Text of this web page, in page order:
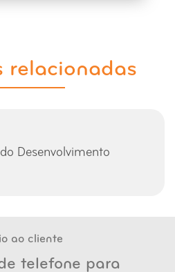
relacionadas
Desenvolvimento
ao cliente